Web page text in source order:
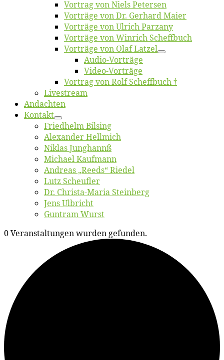
Vor­trag von Niels Petersen
Vor­trä­ge von Dr. Ger­hard Maier
Vor­trä­ge von Ul­rich Parzany
Vor­trä­ge von Win­rich Scheffbuch
Vor­trä­ge von Olaf Latzel
Au­dio-Vor­trä­ge
Vi­deo-Vor­trä­ge
Vor­trag von Rolf Scheffbuch †
Live­stream
An­dach­ten
Kon­takt
Fried­helm Bilsing
Alex­an­der Hellmich
Ni­klas Junghannß
Mi­cha­el Kaufmann
An­dre­as „Reeds“ Riedel
Lutz Scheuf­ler
Dr. Chris­­ta-Ma­ria Steinberg
Jens Ulb­richt
Gun­tram Wurst
0 Veranstaltungen wurden gefunden.